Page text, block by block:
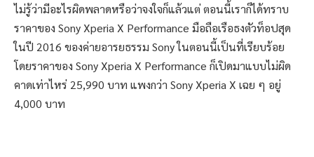
ไม่รู้ว่ามีอะไรผิดพลาดหรือว่าจงใจก็แล้วแต่ ตอนนี้เราก็ได้ทราบ
ราคาของ Sony Xperia X Performance มือถือเรือธงตัวท็อปสุด
ในปี 2016 ของค่ายอารยธรรม Sony ในตอนนี้เป็นที่เรียบร้อย
โดยราคาของ Sony Xperia X Performance ก็เปิดมาแบบไม่ผิด
คาดเท่าไหร่ 25,990 บาท แพงกว่า Sony Xperia X เฉย ๆ อยู่
4,000 บาท